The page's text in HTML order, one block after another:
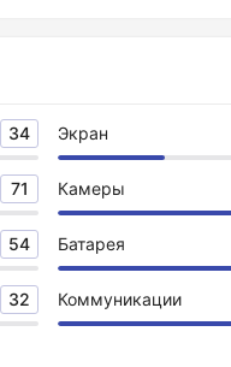
34 Экран
71 Камеры
54 Батарея
32 Коммуникации